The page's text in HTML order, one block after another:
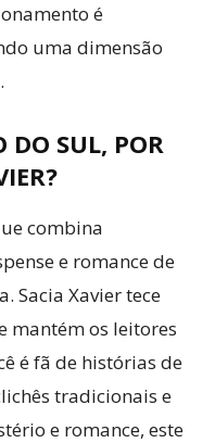
é
uma dimensão
DO SUL, POR
combina
e romance de
Sacia Xavier tece
mantém os leitores
é fã de histórias de
tradicionais e
e romance, este